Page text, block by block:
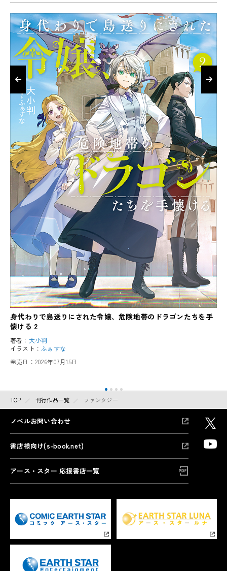
身代わりで島送りにされた令嬢、危険地帯のドラゴンたちを手
懐ける 2
著者： 大小判
イラスト：ふぁすな
発売日： 2026年07月15日
TOP 刊行作品一覧 ファンタジー
ノベルお問い合わせ
書店様向け(s-book.net)
アース・スター 応援書店一覧